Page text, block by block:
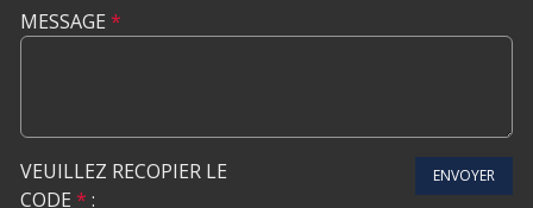
MESSAGE *
VEUILLEZ RECOPIER LE
CODE * :
ENVOYER